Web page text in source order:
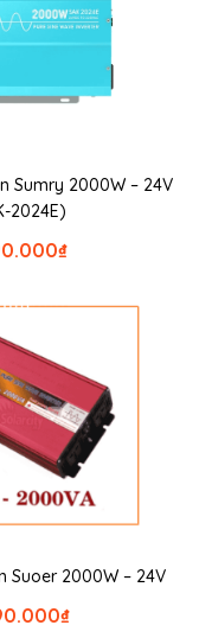
Sumry 2000W – 24V
2024E)
₫
Suoer 2000W – 24V
₫